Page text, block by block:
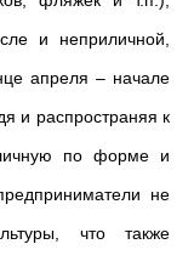
и неприличной,
апреля – начале
и распространяя к
по форме и
не
что также